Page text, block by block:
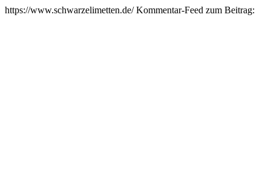
https://www.schwarzelimetten.de/Kommentar-Feed zum Beitrag: